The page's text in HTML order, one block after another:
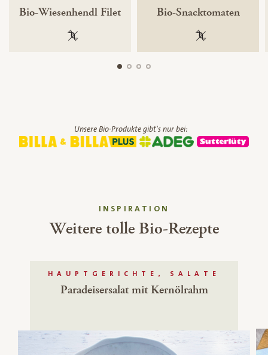
Bio-Wiesenhendl Filet
100 % gentechnikfrei
Bio-Snacktomaten
100 %
Unsere Bio-Produkte gibt's nur bei:
INSPIRATION
Weitere tolle Bio-Rezepte
HAUPTGERICHTE, SALATE
Paradeisersalat mit Kernölrahm